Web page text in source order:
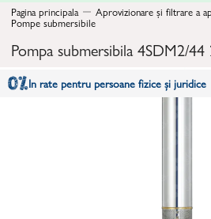
Pagina principala
Aprovizionare și filtrare a
Pompe submersibile
Pompa submersibila 4SDM2/
In rate pentru persoane fizice și juridice